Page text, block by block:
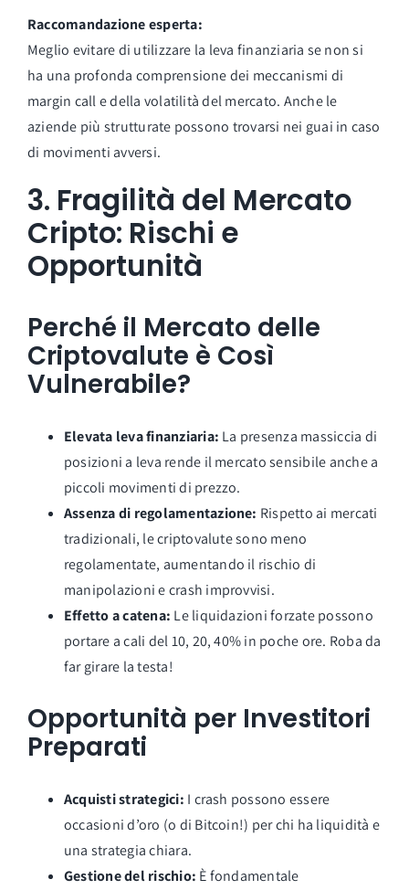
Raccomandazione esperta:
Meglio evitare di utilizzare la leva finanziaria se non si
ha una profonda comprensione dei meccanismi di
margin call e della volatilità del mercato. Anche le
aziende più strutturate possono trovarsi nei guai in caso
di movimenti avversi.
3. Fragilità del Mercato
Cripto: Rischi e
Opportunità
Perché il Mercato delle
Criptovalute è Così
Vulnerabile?
Elevata leva finanziaria: La presenza massiccia di
posizioni a leva rende il mercato sensibile anche a
piccoli movimenti di prezzo.
Assenza di regolamentazione: Rispetto ai mercati
tradizionali, le criptovalute sono meno
regolamentate, aumentando il rischio di
manipolazioni e crash improvvisi.
Effetto a catena: Le liquidazioni forzate possono
portare a cali del 10, 20, 40% in poche ore. Roba da
far girare la testa!
Opportunità per Investitori
Preparati
Acquisti strategici: I crash possono essere
occasioni d’oro (o di Bitcoin!) per chi ha liquidità e
una strategia chiara.
Gestione del rischio: È fondamentale